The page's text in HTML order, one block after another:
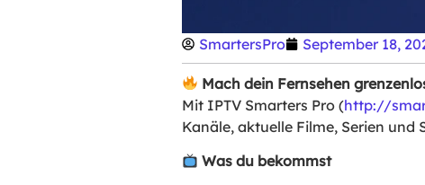
SmartersPro September 18,
Mach dein Fernsehen
Mit IPTV Smarters Pro (http://
Kanäle, aktuelle Filme, Serien
Was du bekommst